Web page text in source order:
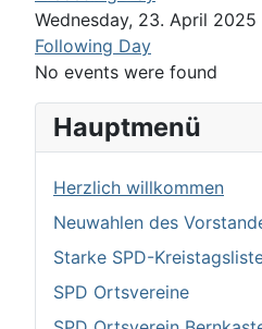
Wednesday, 23. April 2025
Following Day
No events were found
Hauptmenü
Herzlich willkommen
Neuwahlen des
Starke SPD-
SPD Ortsvereine